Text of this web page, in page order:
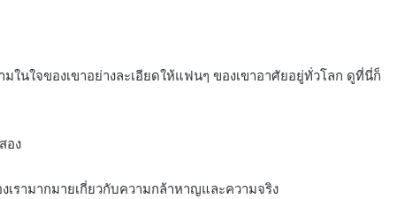
ในใจของเขาอย่างละเอียดให้แฟนๆ ของเขาอาศัยอยู่ทั่วโลก ดูที่นี่ก็
อง
เรามากมายเกี่ยวกับความกล้าหาญและความจริง